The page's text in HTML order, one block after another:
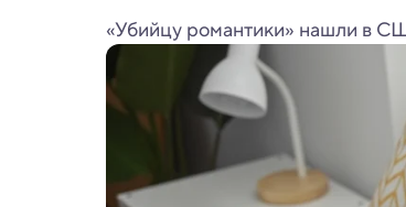
«Убийцу романтики» нашли в